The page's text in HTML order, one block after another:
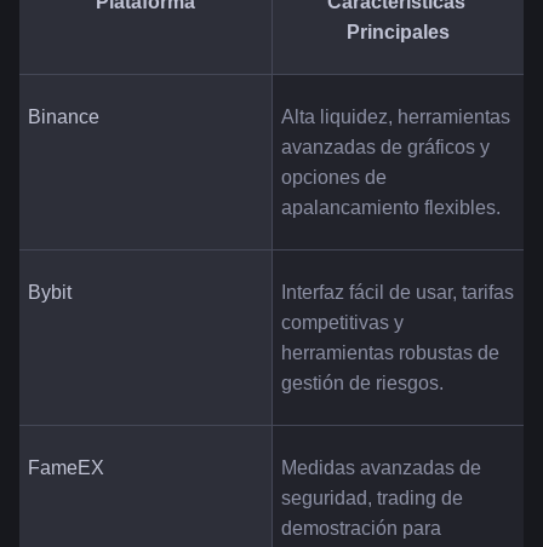
Principales
Binance
Alta liquidez, herramientas
avanzadas de gráficos y
opciones de
apalancamiento flexibles.
Bybit
Interfaz fácil de usar, tarifas
competitivas y
herramientas robustas de
gestión de riesgos.
FameEX
Medidas avanzadas de
seguridad, trading de
demostración para